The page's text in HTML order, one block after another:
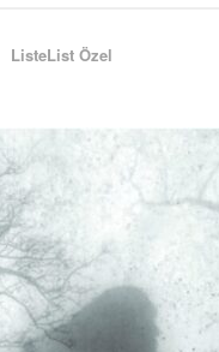
ListeList Özel